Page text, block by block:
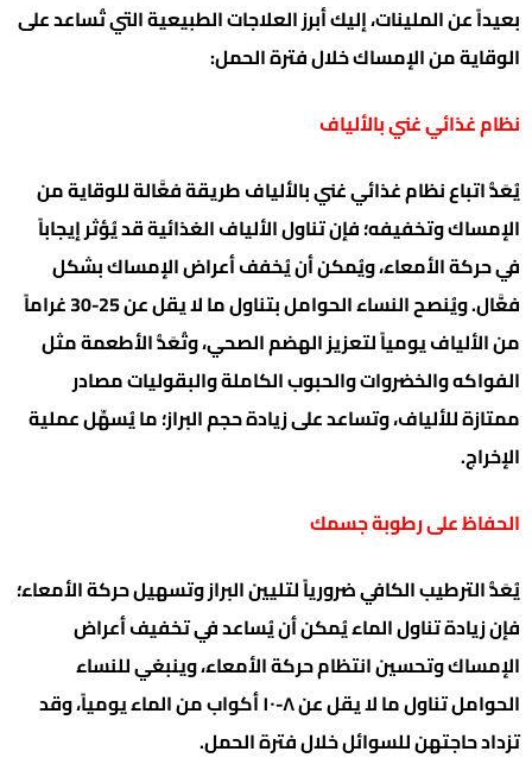
بعيداً عن الملينات، إليك أبرز العلاجات الطبيعية التي تُساعد على
الوقاية من الإمساك خلال فترة الحمل:
نظام غذائي غني بالألياف
يُعَدُّ اتباع نظام غذائي غني بالألياف طريقة فعَّالة للوقاية من
الإمساك وتخفيفه؛ فإن تناول الألياف الغذائية قد يُؤثر إيجاباً
في حركة الأمعاء، ويُمكن أن يُخفف أعراض الإمساك بشكل
فعَّال. ويُنصح النساء الحوامل بتناول ما لا يقل عن 25-30 غراماً
من الألياف يومياً لتعزيز الهضم الصحي، وتُعَدُّ الأطعمة مثل
الفواكه والخضروات والحبوب الكاملة والبقوليات مصادر
ممتازة للألياف، وتساعد على زيادة حجم البراز؛ ما يُسهِّل عملية
الإخراج.
الحفاظ على رطوبة جسمك
يُعَدُّ الترطيب الكافي ضرورياً لتليين البراز وتسهيل حركة الأمعاء؛
فإن زيادة تناول الماء يُمكن أن يُساعد في تخفيف أعراض
الإمساك وتحسين انتظام حركة الأمعاء، وينبغي للنساء
الحوامل تناول ما لا يقل عن ٨-١٠ أكواب من الماء يومياً، وقد
تزداد حاجتهن للسوائل خلال فترة الحمل.